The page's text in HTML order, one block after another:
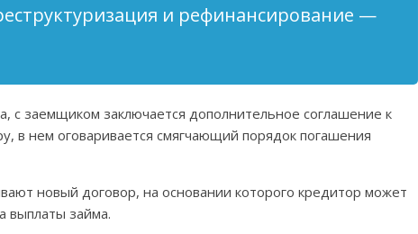
и рефинансирование —
с заемщиком заключается дополнительное соглашение к
в нем оговаривается смягчающий порядок погашения
новый договор, на основании которого кредитор может
выплаты займа.